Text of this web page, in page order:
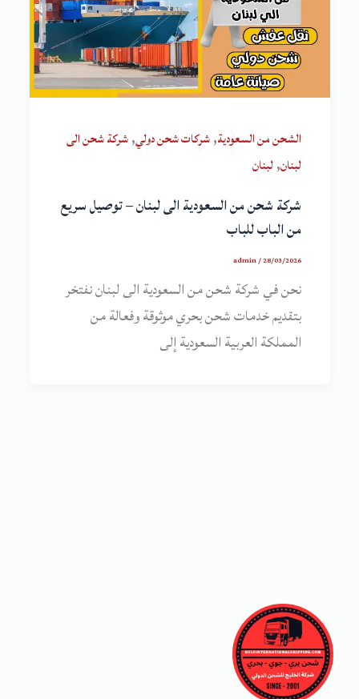
الشحن من السعودية,شركات شحن دولي,شركة شحن الى
لبنان,لبنان
شركة شحن من السعودية الى لبنان – توصيل سريع
من الباب للباب
admin/28/03/2026
نحن في شركة شحن من السعودية الى لبنان نفتخر
بتقديم خدمات شحن بحري موثوقة وفعالة من
المملكة العربية السعودية إلى